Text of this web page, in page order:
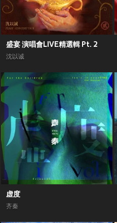
盛宴 演唱會LIVE精選輯 Pt. 2
沈以诚
虚度
齐秦